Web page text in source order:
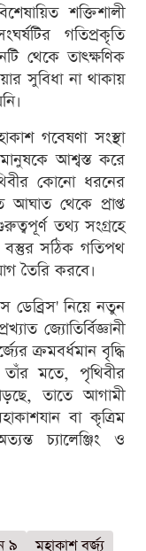
শক্তিশালী
গতিপ্রকৃতি
থেকে তাত্ক্ষণিক
সুবিধা না থাকায়
গবেষণা সংস্থা
আশ্বস্ত করে
কোনো ধরনের
আঘাত থেকে প্রাপ্ত
তথ্য সংগ্রহে
বস্তুর সঠিক গতিপথ
তৈরি করবে।
ডেব্রিস' নিয়ে নতুন
জ্যোতির্বিজ্ঞানী
ক্রমবর্ধমান বৃদ্ধি
তাঁর মতে, পৃথিবীর
তাতে আগামী
বা কৃত্রিম
চ্যালেঞ্জিং ও
৯ মহাকাশ বর্জ্য